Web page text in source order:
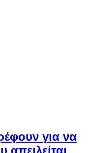
για να